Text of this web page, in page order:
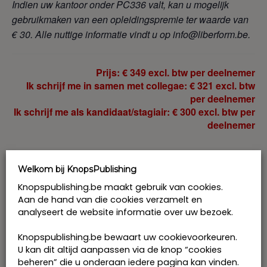
Indien uw kantoor onder PC336 valt, kan u mogelijk
gebruikmaken van een opleidingspremie ter waarde van
€ 30. Alle nuttige informatie vindt u op info@liberform.be.
Prijs: € 349 excl. btw per deelnemer
Ik schrijf me in samen met collegae: € 321 excl. btw
per deelnemer
Ik schrijf me als kandidaat/stagiair: € 300 excl. btw per
deelnemer
Toevoegen aan kalender
Volzet
Welkom bij KnopsPublishing
Knopspublishing.be maakt gebruik van cookies.
Aan de hand van die cookies verzamelt en
analyseert de website informatie over uw bezoek.
Knopspublishing.be bewaart uw cookievoorkeuren.
U kan dit altijd aanpassen via de knop “cookies
beheren” die u onderaan iedere pagina kan vinden.